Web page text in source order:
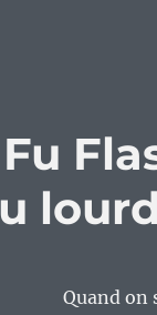
Quand on